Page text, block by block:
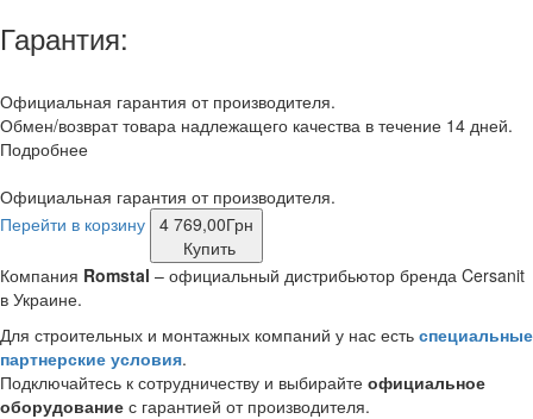
Гарантия:
Официальная гарантия от производителя.
Обмен/возврат товара надлежащего качества в течение 14 дней.
Подробнее
Официальная гарантия от производителя.
Перейти в корзину 4 769,00Грн
Купить
Компания Romstal – официальный дистрибьютор бренда Cersanit
в Украине.
Для строительных и монтажных компаний у нас есть специальные
партнерские условия.
Подключайтесь к сотрудничеству и выбирайте официальное
оборудование с гарантией от производителя.